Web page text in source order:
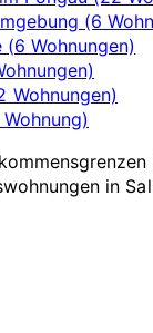
(6
(6 Wohnungen)
Wohnungen)
in